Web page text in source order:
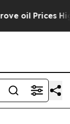
Prices